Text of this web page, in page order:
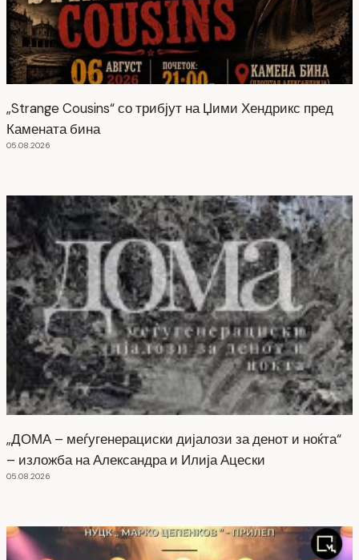
„Strange Cousins“ со трибјут на Џими Хендрикс пред
Камената бина
05.08.2026
„ДОМА – меѓугенерациски дијалози за денот и ноќта“
– изложба на Александра и Илија Ацески
05.08.2026